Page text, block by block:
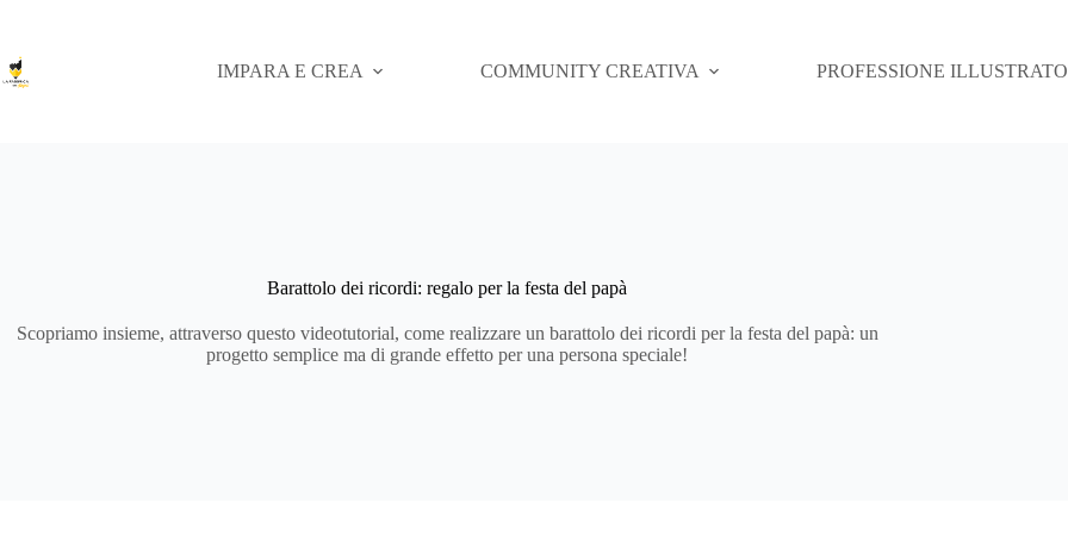
contenuto
IMPARA E CREA
COMMUNITY CREATIVA PROFESSIONE
Barattolo dei ricordi: regalo per la festa del papà
Scopriamo insieme, attraverso questo videotutorial, come realizzare un barattolo dei ricordi per la festa del papà: un
progetto semplice ma di grande effetto per una persona speciale!